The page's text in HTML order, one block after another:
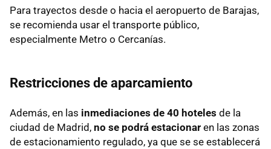
Para trayectos desde o hacia el aeropuerto de Barajas,
se recomienda usar el transporte público,
especialmente Metro o Cercanías.
Restricciones de aparcamiento
Además, en las inmediaciones de 40 hoteles de la
ciudad de Madrid, no se podrá estacionar en las zonas
de estacionamiento regulado, ya que se se establecerá